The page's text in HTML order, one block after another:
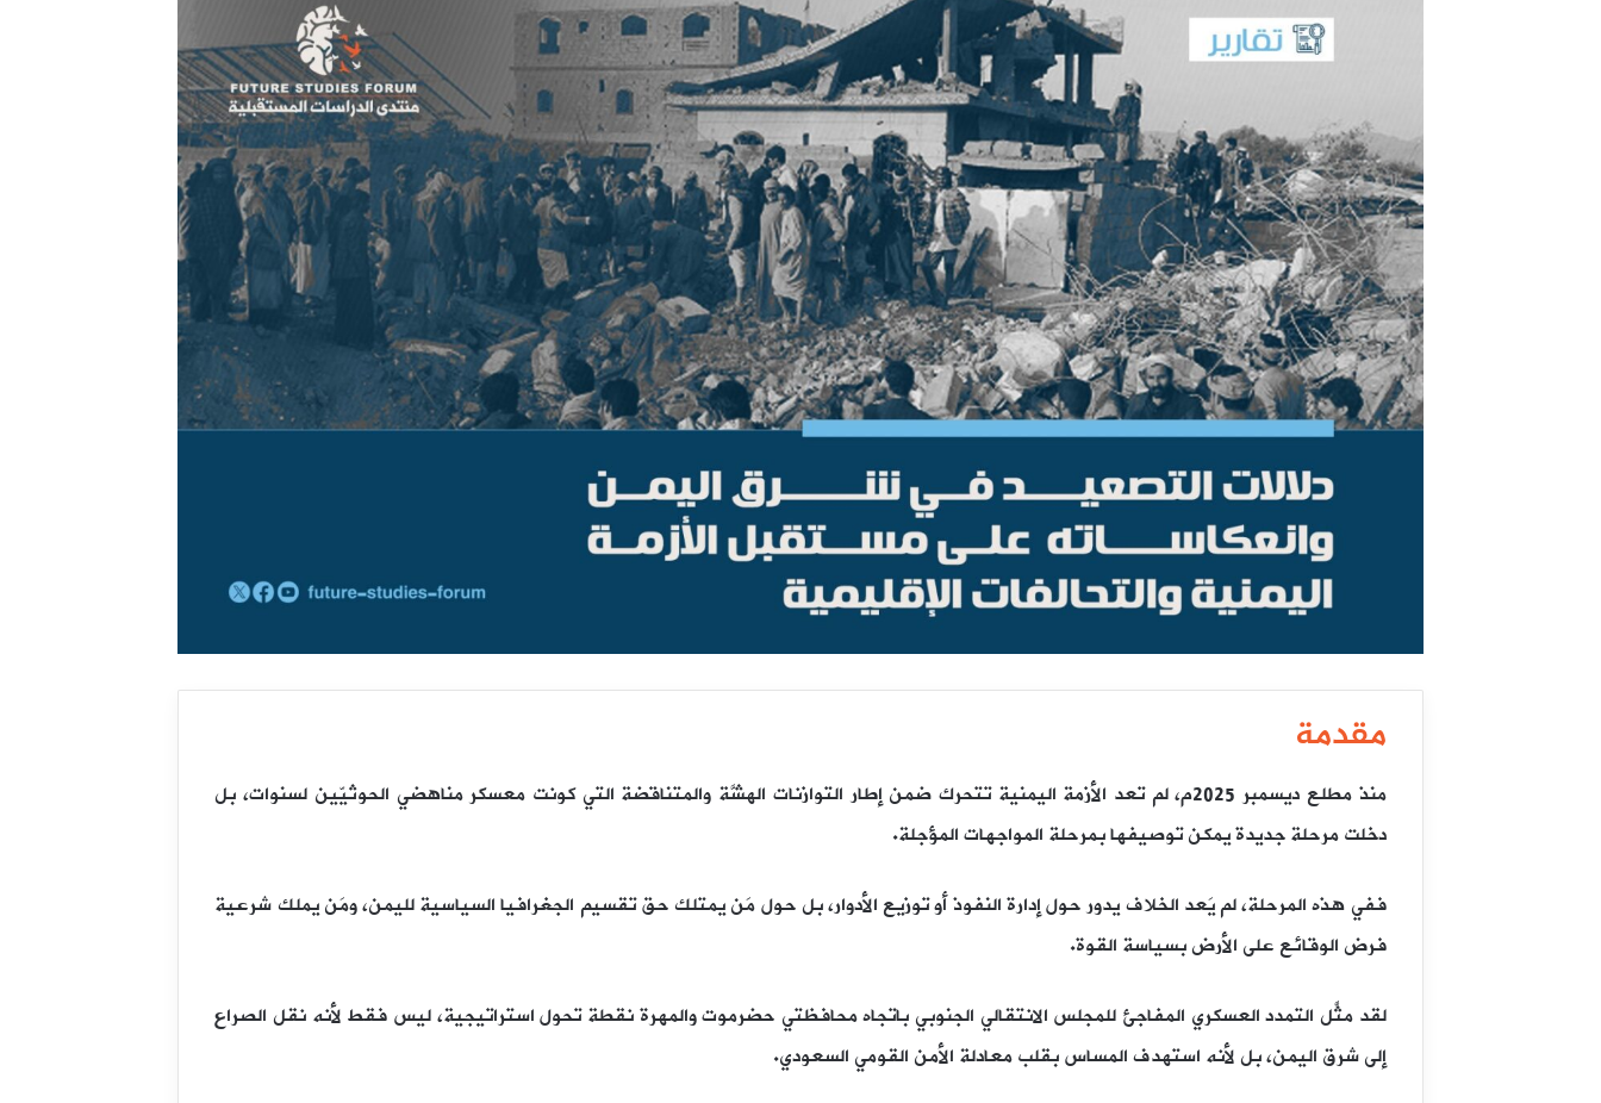
مقدمة
منذ مطلع ديسمبر 2025م، لم تعد الأزمة اليمنية تتحرك ضمن إطار التوازنات الهشَّة والمتناقضة التي كونت معسكر مناهضي الحوثيّين لسنوات، بل
دخلت مرحلة جديدة يمكن توصيفها بمرحلة المواجهات المؤجلة.
ففي هذه المرحلة، لم يَعد الخلاف يدور حول إدارة النفوذ أو توزيع الأدوار، بل حول مَن يمتلك حق تقسيم الجغرافيا السياسية لليمن، ومَن يملك شرعية
فرض الوقائع على الأرض بسياسة القوة.
لقد مثَّل التمدد العسكري المفاجئ للمجلس الانتقالي الجنوبي باتجاه محافظتي حضرموت والمهرة نقطة تحول استراتيجية، ليس فقط لأنه نقل الصراع
إلى شرق اليمن، بل لأنه استهدف المساس بقلب معادلة الأمن القومي السعودي.